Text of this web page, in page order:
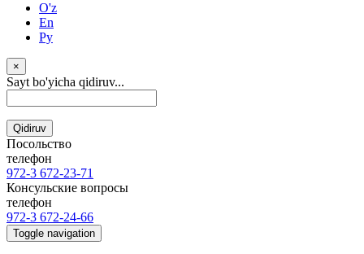
O'z
En
Ру
×
Sayt bo'yicha qidiruv...
Qidiruv
Посольство
телефон
972-3 672-23-71
Консульские вопросы
телефон
972-3 672-24-66
Toggle navigation